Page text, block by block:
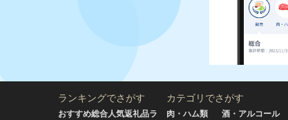
ランキングでさがす
おすすめ総合人気返礼品ラ
カテゴリでさがす
肉・ハム類
酒・アルコール